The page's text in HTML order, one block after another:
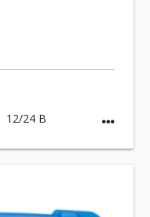
12/24 В